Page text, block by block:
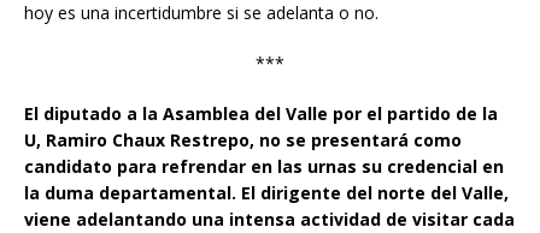
hoy es una incertidumbre si se adelanta o no.
***
El diputado a la Asamblea del Valle por el partido de la
U, Ramiro Chaux Restrepo, no se presentará como
candidato para refrendar en las urnas su credencial en
la duma departamental. El dirigente del norte del Valle,
viene adelantando una intensa actividad de visitar cada